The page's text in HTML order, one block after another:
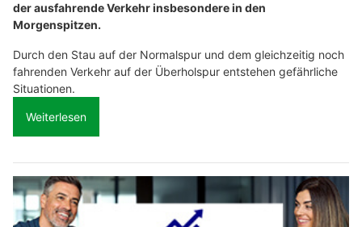
der ausfahrende Verkehr insbesondere in den
Morgenspitzen.
Durch den Stau auf der Normalspur und dem gleichzeitig noch
fahrenden Verkehr auf der Überholspur entstehen gefährliche
Situationen.
Weiterlesen